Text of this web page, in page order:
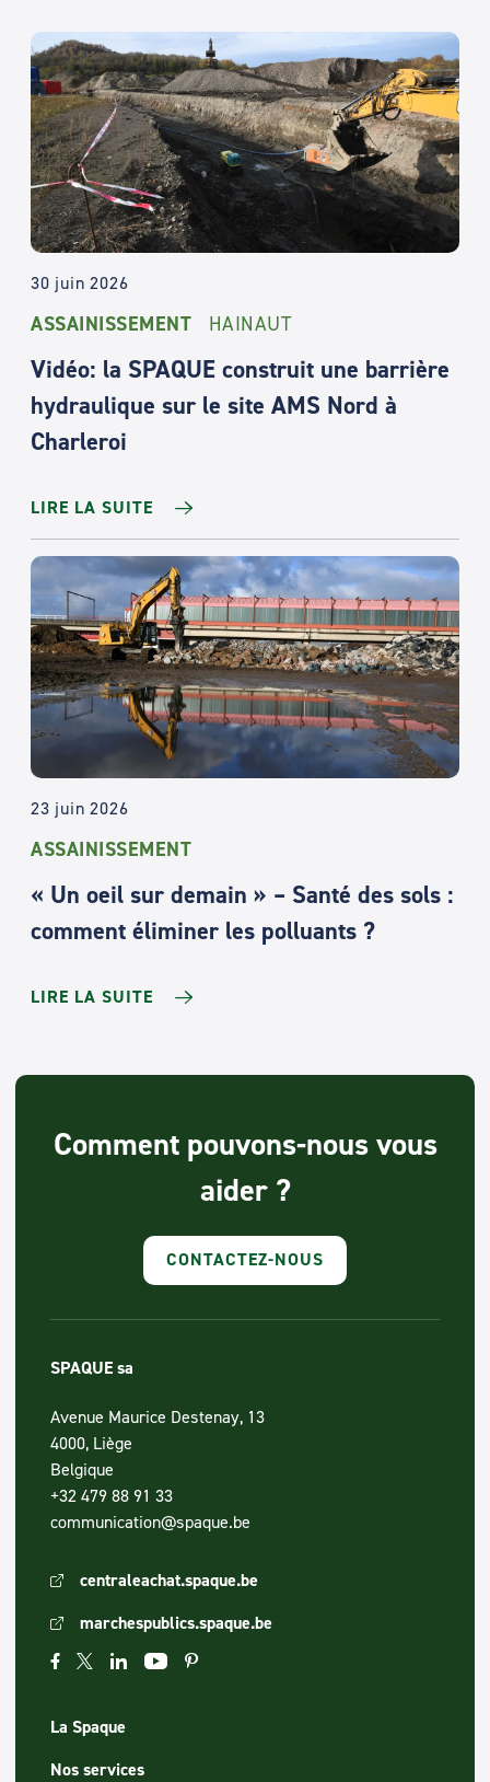
30 juin 2026
ASSAINISSEMENT HAINAUT
Vidéo: la SPAQUE construit une barrière
hydraulique sur le site AMS Nord à
Charleroi
LIRE LA SUITE
23 juin 2026
ASSAINISSEMENT
« Un oeil sur demain » – Santé des sols :
comment éliminer les polluants ?
LIRE LA SUITE
Comment pouvons-nous vous
aider ?
CONTACTEZ-NOUS
SPAQUE sa
Avenue Maurice Destenay, 13
4000, Liège
Belgique
+32 479 88 91 33
communication@spaque.be
centraleachat.spaque.be
marchespublics.spaque.be
La Spaque
Nos services